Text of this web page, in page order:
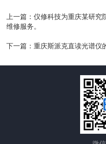
上一篇：仪修科技为重庆某研究
维修服务。
下一篇：重庆斯派克直读光谱仪